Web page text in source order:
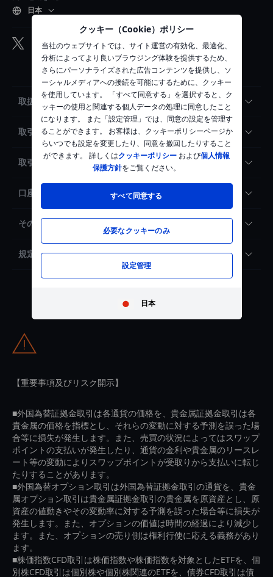
クッキー（Cookie）ポリシー
当社のウェブサイトでは、サイト運営の有効化、最適化、
分析によってより良いブラウジング体験を提供するため、
さらにパーソナライズされた広告コンテンツを提供し、ソ
ーシャルメディアへの接続を可能にするために、クッキー
を使用しています。 「すべて同意する」を選択すると、ク
ッキーの使用と関連する個人データの処理に同意したこと
になります。 また「設定管理」では、同意の設定を管理す
ることができます。 お客様は、クッキーポリシーページか
らいつでも設定を変更したり、同意を撤回したりすること
ができます。 詳しくはクッキーポリシー および個人情報
保護方針をご覧ください。
すべて同意する
必要なクッキーのみ
設定管理
日本
日本
取扱商品・手数料
取引ツール
取引サポート
口座開設・サクソバンクについて
その他
規定・約款
【重要事項及びリスク開示】
■外国為替証拠金取引は各通貨の価格を、貴金属証拠金取引は各
貴金属の価格を指標とし、それらの変動に対する予測を誤った場
合等に損失が発生します。また、売買の状況によってはスワップ
ポイントの支払いが発生したり、通貨の金利や貴金属のリースレ
ート等の変動によりスワップポイントが受取りから支払いに転じ
たりすることがあります。
■外国為替オプション取引は外国為替証拠金取引の通貨を、貴金
属オプション取引は貴金属証拠金取引の貴金属を原資産とし、原
資産の値動きやその変動率に対する予測を誤った場合等に損失が
発生します。また、オプションの価値は時間の経過により減少し
ます。また、オプションの売り側は権利行使に応える義務があり
ます。
■株価指数CFD取引は株価指数や株価指数を対象としたETFを、個
別株CFD取引は個別株や個別株関連のETFを、債券CFD取引は債